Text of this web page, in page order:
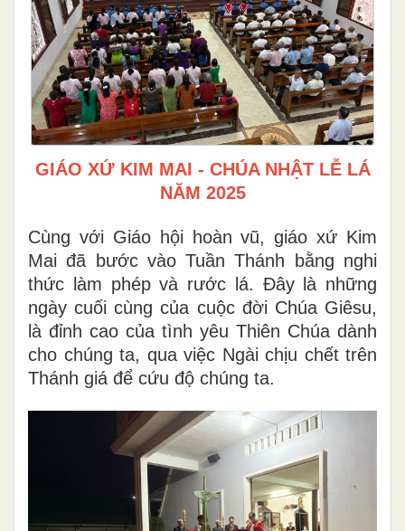
GIÁO XỨ KIM MAI - CHÚA NHẬT LỄ LÁ
NĂM 2025
Cùng với Giáo hội hoàn vũ, giáo xứ Kim
Mai đã bước vào Tuần Thánh bằng nghi
thức làm phép và rước lá. Đây là những
ngày cuối cùng của cuộc đời Chúa Giêsu,
là đỉnh cao của tình yêu Thiên Chúa dành
cho chúng ta, qua việc Ngài chịu chết trên
Thánh giá để cứu độ chúng ta.